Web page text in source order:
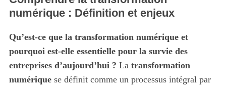
numérique : Définition et enjeux
Qu’est-ce que la transformation numérique et
pourquoi est-elle essentielle pour la survie des
entreprises d’aujourd’hui ? La transformation
numériquese définit comme un processus intégral par